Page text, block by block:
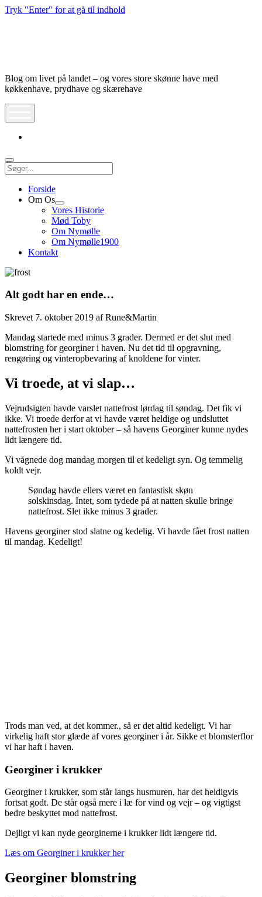
Tryk "Enter" for at gå til indhold
Blog om livet på landet – og vores store skønne have med
køkkenhave, prydhave og skærehave
Søg
Forside
Om Os
Åbn
dropdown
meny
Vores Historie
Mød Toby
Om Nymølle
Om Nymølle1900
Kontakt
Alt godt har en ende…
Skrevet 7. oktober 2019 afRune&Martin
Mandag startede med minus 3 grader. Dermed er det slut med
blomstring for georginer i haven. Nu det tid til opgravning,
rengøring og vinteropbevaring af knoldene for vinter.
Vi troede, at vi slap…
Vejrudsigten havde varslet nattefrost lørdag til søndag. Det fik vi
ikke. Vi troede derfor at vi havde været heldige og undsluttet
nattefrosten her i start oktober – så havens Georginer kunne nydes
lidt længere tid.
Vi vågnede dog mandag morgen til et kedeligt syn. Og temmelig
koldt vejr.
Søndag havde ellers været en fantastisk skøn
solskinsdag. Intet, som tydede på at natten skulle bringe
nattefrost. Slet ikke minus 3 grader.
Havens georginer stod slatne og kedelig. Vi havde fået frost natten
til mandag. Kedeligt!
Trods man ved, at det kommer., så er det altid kedeligt. Vi har
virkelig haft stor glæde af vores georginer i år. Sikke et blomsterflor
vi har haft i haven.
Georginer i krukker
Georginer i krukker, som står langs husmuren, har det heldigvis
fortsat godt. De står også mere i læ for vind og vejr – og vigtigst
bedre beskyttet mod nattefrost.
Dejligt vi kan nyde georginerne i krukker lidt længere tid.
Læs om Georginer i krukker her
Georginer blomstring